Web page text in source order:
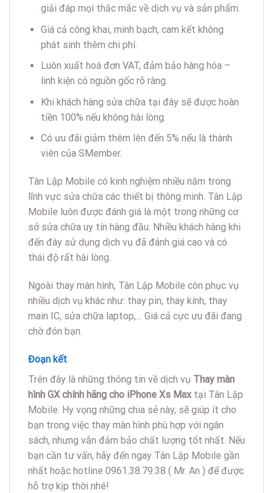
giải đáp mọi thắc mắc về dịch vụ và sản phẩm.
Giá cả công khai, minh bạch, cam kết không
phát sinh thêm chi phí.
Luôn xuất hoá đơn VAT, đảm bảo hàng hóa –
linh kiện có nguồn gốc rõ ràng.
Khi khách hàng sửa chữa tại đây sẽ được hoàn
tiền 100% nếu không hài lòng.
Có ưu đãi giảm thêm lên đến 5% nếu là thành
viên của SMember.
Tân Lập Mobile có kinh nghiệm nhiều năm trong
lĩnh vực sửa chữa các thiết bị thông minh. Tân Lập
Mobile luôn được đánh giá là một trong những cơ
sở sửa chữa uy tín hàng đầu. Nhiều khách hàng khi
đến đây sử dụng dịch vụ đã đánh giá cao và có
thái độ rất hài lòng.
Ngoài thay màn hình, Tân Lập Mobile còn phục vụ
nhiều dịch vụ khác như: thay pin, thay kính, thay
main IC, sửa chữa laptop,… Giá cả cực ưu đãi đang
chờ đón bạn.
Đoạn kết
Trên đây là những thông tin về dịch vụ Thay màn
hình GX chính hãng cho iPhone Xs Max tại Tân Lập
Mobile. Hy vọng những chia sẻ này, sẽ giúp ít cho
bạn trong việc thay màn hình phù hợp với ngân
sách, nhưng vẫn đảm bảo chất lượng tốt nhất. Nếu
bạn cần tư vấn, hãy đến ngay Tân Lập Mobile gần
nhất hoặc hotline 0961.38.79.38 ( Mr. An ) để được
hỗ trợ kịp thời nhé!